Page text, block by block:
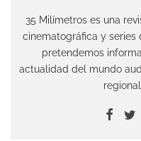
35 Milímetros es una
cinematográfica y series
pretendemos
actualidad del mundo